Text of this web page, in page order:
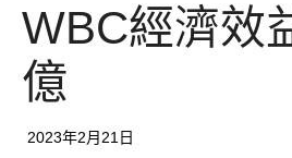
WBC經濟效
億
2023年2月21日